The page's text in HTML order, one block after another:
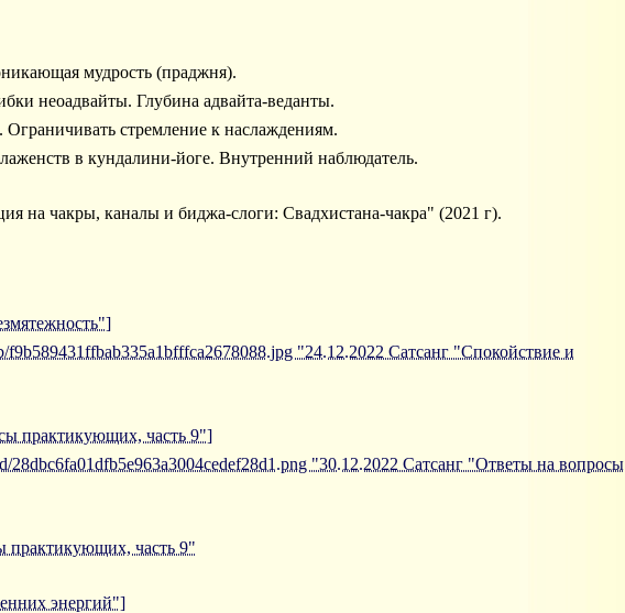
мудрость (праджня).
неоадвайты. Глубина адвайта-веданты.
стремление к наслаждениям.
в кундалини-йоге. Внутренний наблюдатель.
на чакры, каналы и биджа-слоги: Свадхистана-чакра" (2021 г).
"24.12.2022 Сатсанг "Спокойствие и
практикующих, часть 9"]
28dbc6fa01dfb5e963a3004cedef28d1.png "30.12.2022 Сатсанг "Ответы на вопросы
практикующих, часть 9"
энергий"]